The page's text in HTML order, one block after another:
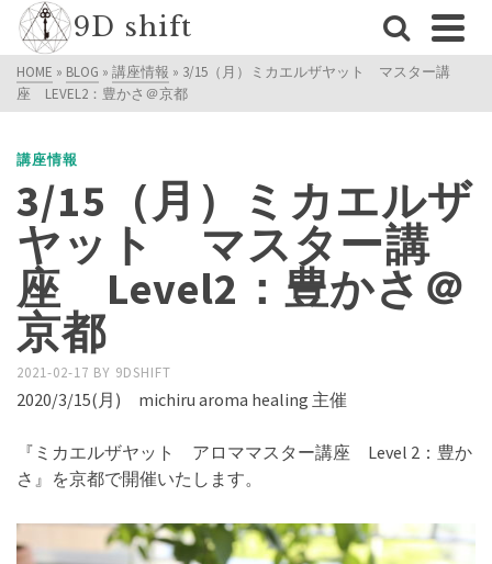
9D shift
HOME » BLOG » 講座情報 » 3/15（月）ミカエルザヤット マスター講
座 LEVEL2：豊かさ＠京都
講座情報
3/15（月）ミカエルザ
ヤット マスター講
座 Level2：豊かさ＠
京都
2021-02-17 BY 9DSHIFT
2020/3/15(月) michiru aroma healing 主催
『ミカエルザヤット アロママスター講座 Level 2：豊か
さ』を京都で開催いたします。